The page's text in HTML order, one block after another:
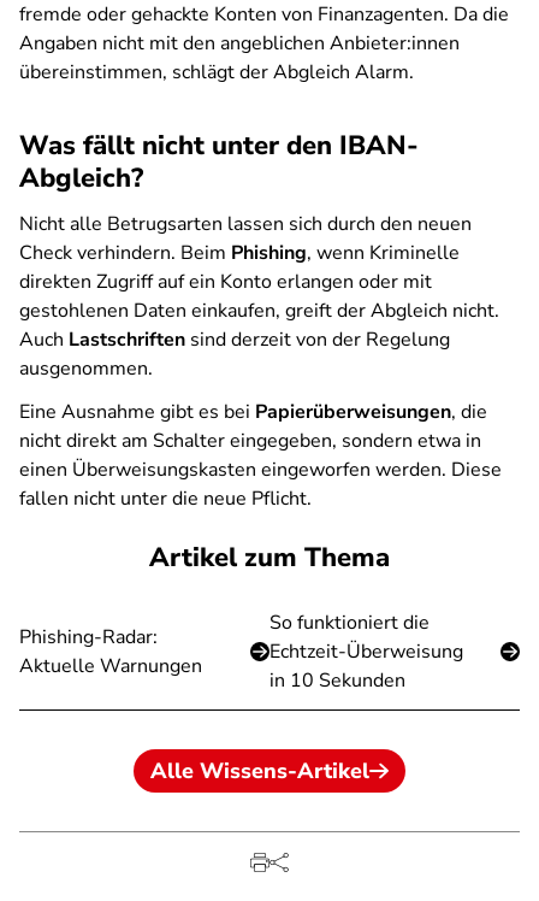
fremde oder gehackte Konten von Finanzagenten. Da die
Angaben nicht mit den angeblichen Anbieter:innen
übereinstimmen, schlägt der Abgleich Alarm.
Was fällt nicht unter den IBAN-
Abgleich?
Nicht alle Betrugsarten lassen sich durch den neuen
Check verhindern. Beim Phishing, wenn Kriminelle
direkten Zugriff auf ein Konto erlangen oder mit
gestohlenen Daten einkaufen, greift der Abgleich nicht.
Auch Lastschriften sind derzeit von der Regelung
ausgenommen.
Eine Ausnahme gibt es bei Papierüberweisungen, die
nicht direkt am Schalter eingegeben, sondern etwa in
einen Überweisungskasten eingeworfen werden. Diese
fallen nicht unter die neue Pflicht.
Artikel zum Thema
Phishing-Radar:
Aktuelle Warnungen
So funktioniert die
Echtzeit-Überweisung
in 10 Sekunden
Alle Wissens-Artikel